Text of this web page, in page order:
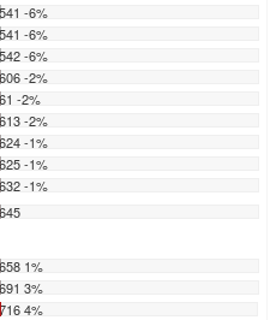
-6%
-6%
-6%
-2%
-2%
-2%
-1%
-1%
-1%
1%
3%
4%